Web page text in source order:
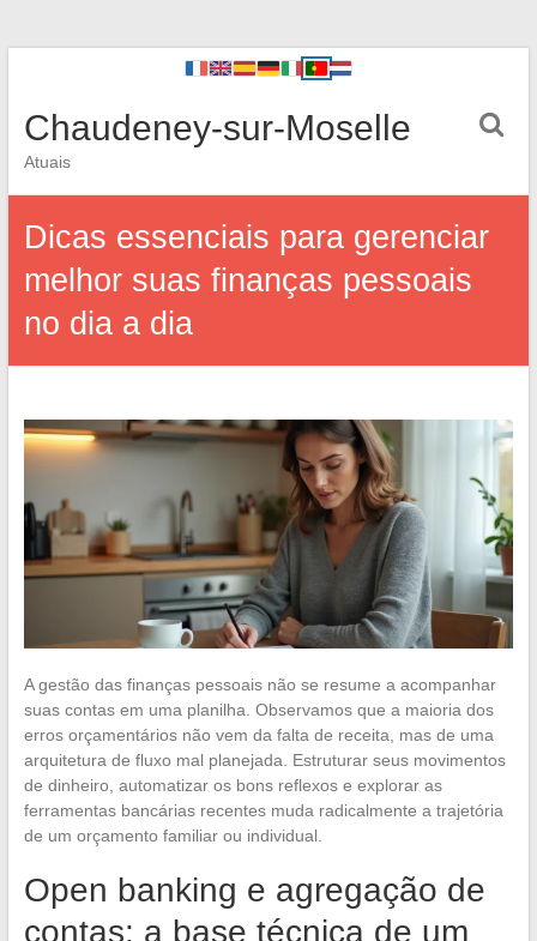
Chaudeney-sur-Moselle
Atuais
Dicas essenciais para gerenciar
melhor suas finanças pessoais
no dia a dia
A gestão das finanças pessoais não se resume a acompanhar
suas contas em uma planilha. Observamos que a maioria dos
erros orçamentários não vem da falta de receita, mas de uma
arquitetura de fluxo mal planejada. Estruturar seus movimentos
de dinheiro, automatizar os bons reflexos e explorar as
ferramentas bancárias recentes muda radicalmente a trajetória
de um orçamento familiar ou individual.
Open banking e agregação de
contas: a base técnica de um